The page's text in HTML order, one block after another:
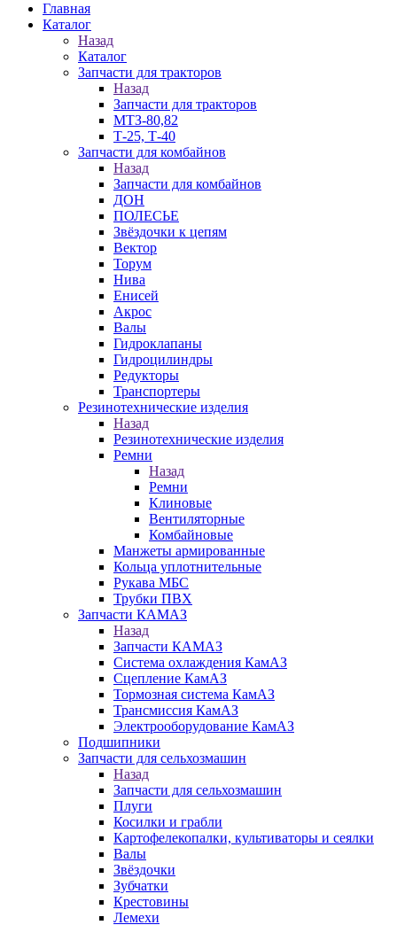
Главная
Каталог
Назад
Каталог
Запчасти для тракторов
Назад
Запчасти для тракторов
МТЗ-80,82
Т-25, Т-40
Запчасти для комбайнов
Назад
Запчасти для комбайнов
ДОН
ПОЛЕСЬЕ
Звёздочки к цепям
Вектор
Торум
Нива
Енисей
Акрос
Валы
Гидроклапаны
Гидроцилиндры
Редукторы
Транспортеры
Резинотехнические изделия
Назад
Резинотехнические изделия
Ремни
Назад
Ремни
Клиновые
Вентиляторные
Комбайновые
Манжеты армированные
Кольца уплотнительные
Рукава МБС
Трубки ПВХ
Запчасти КАМАЗ
Назад
Запчасти КАМАЗ
Система охлаждения КамАЗ
Сцепление КамАЗ
Тормозная система КамАЗ
Трансмиссия КамАЗ
Электрооборудование КамАЗ
Подшипники
Запчасти для сельхозмашин
Назад
Запчасти для сельхозмашин
Плуги
Косилки и грабли
Картофелекопалки, культиваторы и сеялки
Валы
Звёздочки
Зубчатки
Крестовины
Лемехи